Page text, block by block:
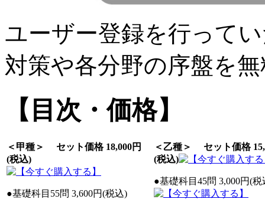
ユーザー登録を行って
対策や各分野の序盤を
【目次・価格】
＜甲種＞ セット価格 18,000円
(税込)
●基礎科目55問 3,600円(税込)
＜乙種＞ セット価格
(税込)
●基礎科目45問 3,000円(税